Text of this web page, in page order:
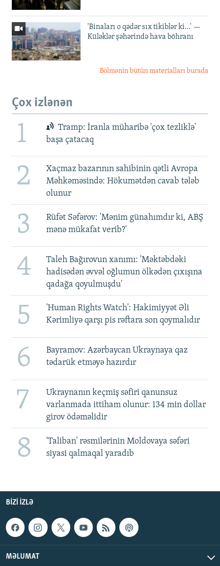
'Binaları o qədər sıx tikiblər ki...' —
Küləklər şəhərində hava böhranı
Bölmənin bütün materialları burada
Çox izlənən
1
Tramp: İranla müharibə 'çox tezliklə'
başa çatacaq
2
Xaçmaz bazarının sahibinin qətli Avropa
Məhkəməsində: Hökumətdən cavab tələb
olunur
3
Rüfət Səfərov: 'Mənim günahımdır ki, ABŞ
mənə mükafat verib?'
4
Taleh Bağırovun xanımı: 'Məktəbdəki
hadisədən əvvəl oğlumun ölkədən çıxışına
qadağa qoyulmuşdu'
5
'Human Rights Watch': Hakimiyyət Əli
Kərimliyə qarşı pis rəftara son qoymalıdır
6
Bayramov: Azərbaycan Ukraynaya qaz
tədarük etməyə hazırdır
7
Ukraynanın keçmiş səfiri qanunsuz
varlanmada ittiham olunur: 134 min dollar
girov ödəməlidir
8
'Taliban' rəsmilərinin Moldovaya səfəri
siyasi qalmaqal yaradıb
BIZI IZLƏ
MƏLUMAT